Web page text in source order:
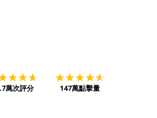
萬次評分 147萬點擊量